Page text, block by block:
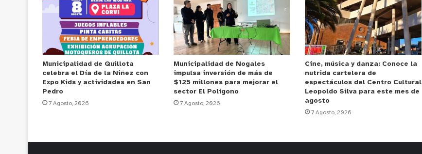
Municipalidad de Quillota
celebra el Día de la Niñez con
Expo Kids y actividades en San
Pedro
7 Agosto, 2026
Municipalidad de Nogales
impulsa inversión de más de
$125 millones para mejorar el
sector El Polígono
7 Agosto, 2026
Cine, música y danza: Conoce la
nutrida cartelera de
espectáculos del Centro Cultural
Leopoldo Silva para este mes de
agosto
7 Agosto, 2026